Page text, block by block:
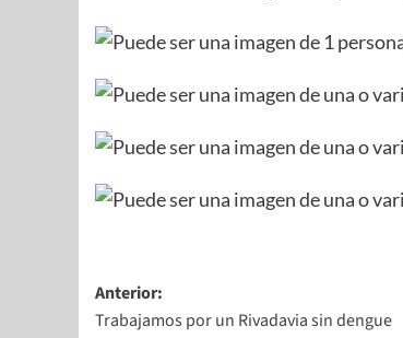
Anterior:
Trabajamos por un Rivadavia sin dengue